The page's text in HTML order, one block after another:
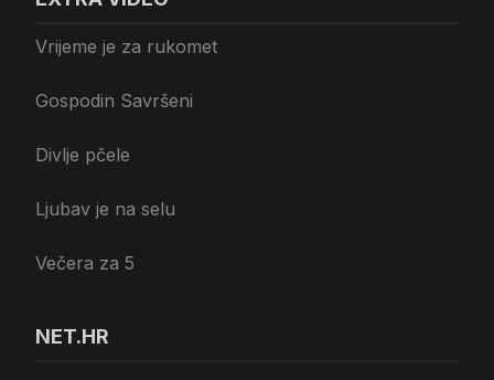
Vrijeme je za rukomet
Gospodin Savršeni
Divlje pčele
Ljubav je na selu
Večera za 5
NET.HR